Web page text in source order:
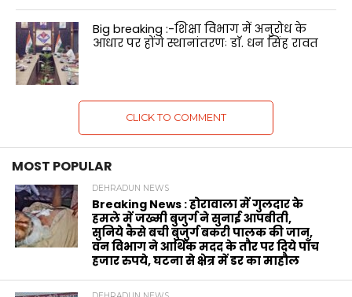
Big breaking :-शिक्षा विभाग में अनुरोध के
आधार पर होंगे स्थानांतरणः डाॅ. धन सिंह रावत
CLICK TO COMMENT
MOST POPULAR
DEHRADUN NEWS
Breaking News : होरावाला में गुलदार के
हमले में जख्मी बुजुर्ग ने सुनाई आपबीती,
सुनिये कैसे बची बुजुर्ग बकरी पालक की जान,
वन विभाग ने आर्थिक मदद के‌ तौर पर दिये पाँच
हजार रुपये, घटना से क्षेत्र में डर का माहौल